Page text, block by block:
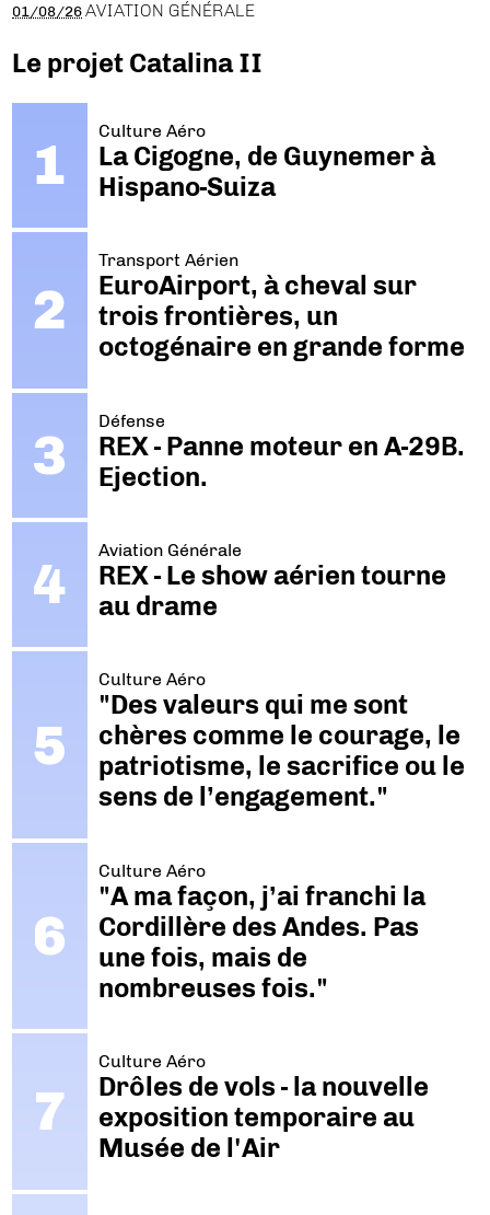
01/08/26 AVIATION GÉNÉRALE
Le projet Catalina II
Culture Aéro
La Cigogne, de Guynemer à
Hispano-Suiza
Transport Aérien
EuroAirport, à cheval sur
trois frontières, un
octogénaire en grande forme
Défense
REX - Panne moteur en A-29B.
Ejection.
Aviation Générale
REX - Le show aérien tourne
au drame
Culture Aéro
"Des valeurs qui me sont
chères comme le courage, le
patriotisme, le sacrifice ou le
sens de l’engagement."
Culture Aéro
"A ma façon, j’ai franchi la
Cordillère des Andes. Pas
une fois, mais de
nombreuses fois."
Culture Aéro
Drôles de vols - la nouvelle
exposition temporaire au
Musée de l'Air